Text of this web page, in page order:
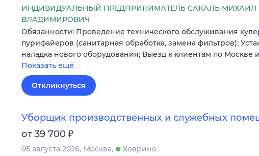
ИНДИВИДУАЛЬНЫЙ ПРЕДПРИНИМАТЕЛЬ САКАЛЬ МИХАИЛ
ВЛАДИМИРОВИЧ
Обязанности: Проведение технического обслуживания
пурифайеров (санитарная обработка, замена фильтров);
наладка нового оборудования; Выезд к клиентам по
Показать ещё
Откликнуться
Уборщик производственных и служебных
от 39 700 ₽
05 августа 2026 Москва
Ховрино